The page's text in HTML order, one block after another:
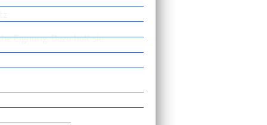
Eignung.Dazu holt sie